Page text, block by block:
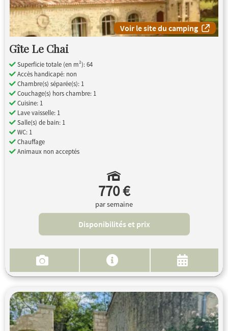
Voir le site du camping
Gîte Le Chai
Superficie totale (en m²): 64
Accès handicapé: non
Chambre(s) séparée(s): 1
Couchage(s) hors chambre: 1
Cuisine: 1
Lave vaisselle: 1
Salle(s) de bain: 1
WC: 1
Chauffage
Animaux non acceptés
770 €
par semaine
Disponibilités et prix